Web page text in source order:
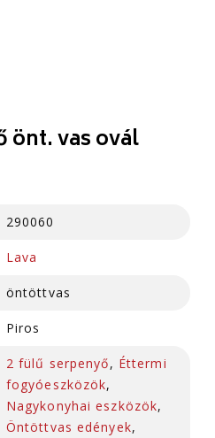
önt. vas ovál
290060
Lava
öntöttvas
Piros
2 fülű serpenyő, Éttermi
fogyóeszközök,
Nagykonyhai eszközök,
Öntöttvas edények,